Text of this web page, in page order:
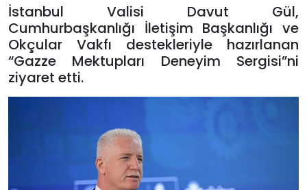
İstanbul Valisi Davut Gül,
Cumhurbaşkanlığı İletişim Başkanlığı ve
Okçular Vakfı destekleriyle hazırlanan
“Gazze Mektupları Deneyim Sergisi”ni
ziyaret etti.